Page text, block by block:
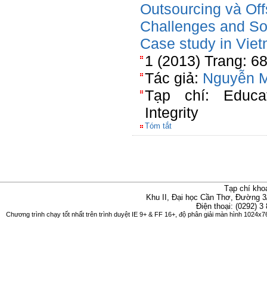
Outsourcing và
Challenges and
Case study in
1 (2013) Trang: 68
Tác giả: Nguyễn
Tạp chí:
Integrity
Tóm tắt
Tạp chí
Khu II, Đại học Cần Thơ, Đường
Điện thoại: (0292)
Chương trình chạy tốt nhất trên trình duyệt IE 9+ & FF 16+, độ phân giải màn hình